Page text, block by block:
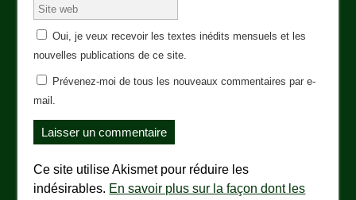
Oui, je veux recevoir les textes inédits mensuels et les
nouvelles publications de ce site.
Prévenez-moi de tous les nouveaux commentaires par e-
mail.
Ce site utilise Akismet pour réduire les
indésirables. En savoir plus sur la façon dont les